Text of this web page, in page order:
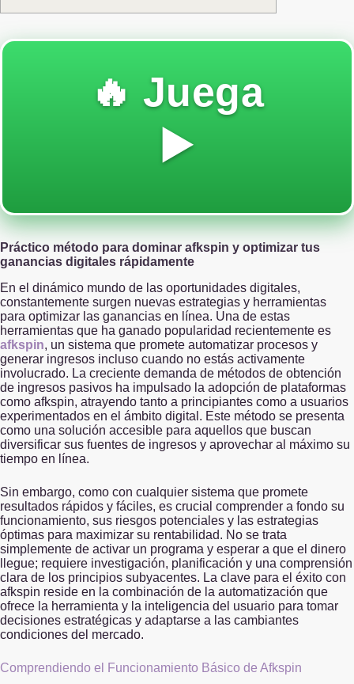
🔥 Juega
▶️
Práctico método para dominar afkspin y optimizar tus
ganancias digitales rápidamente
En el dinámico mundo de las oportunidades digitales,
constantemente surgen nuevas estrategias y herramientas
para optimizar las ganancias en línea. Una de estas
herramientas que ha ganado popularidad recientemente es
afkspin, un sistema que promete automatizar procesos y
generar ingresos incluso cuando no estás activamente
involucrado. La creciente demanda de métodos de obtención
de ingresos pasivos ha impulsado la adopción de plataformas
como afkspin, atrayendo tanto a principiantes como a usuarios
experimentados en el ámbito digital. Este método se presenta
como una solución accesible para aquellos que buscan
diversificar sus fuentes de ingresos y aprovechar al máximo su
tiempo en línea.
Sin embargo, como con cualquier sistema que promete
resultados rápidos y fáciles, es crucial comprender a fondo su
funcionamiento, sus riesgos potenciales y las estrategias
óptimas para maximizar su rentabilidad. No se trata
simplemente de activar un programa y esperar a que el dinero
llegue; requiere investigación, planificación y una comprensión
clara de los principios subyacentes. La clave para el éxito con
afkspin reside en la combinación de la automatización que
ofrece la herramienta y la inteligencia del usuario para tomar
decisiones estratégicas y adaptarse a las cambiantes
condiciones del mercado.
Comprendiendo el Funcionamiento Básico de Afkspin